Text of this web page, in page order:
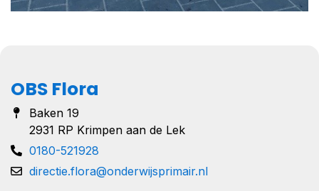
OBS Flora
Baken 19
2931 RP Krimpen aan de Lek
0180-521928
directie.flora@onderwijsprimair.nl